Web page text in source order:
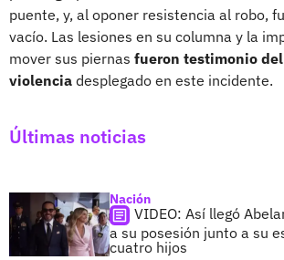
puente, y, al oponer resistencia al robo,
vacío. Las lesiones en su columna y la
mover sus piernas fueron testimonio
violencia desplegado en este incidente.
Últimas noticias
Nación
VIDEO: Así llegó
a su posesión junto a su
cuatro hijos